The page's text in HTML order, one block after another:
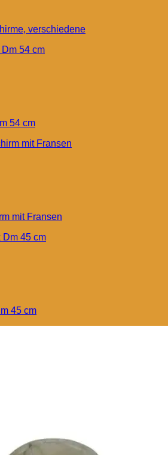
verschiedene
54 cm
mit Fransen
45 cm